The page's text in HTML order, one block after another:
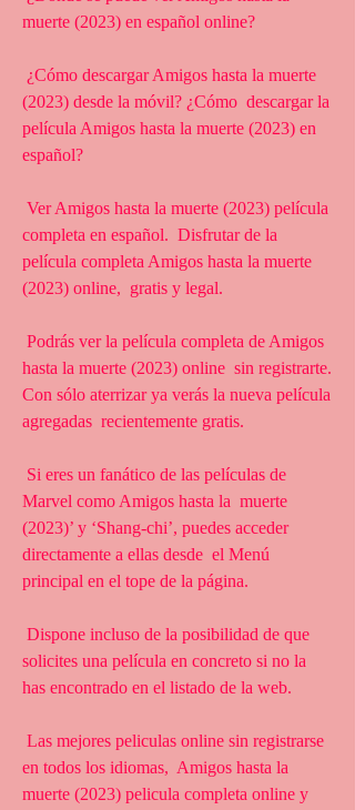
muerte (2023) en español online?
(2023) desde la móvil? ¿Cómo  descargar la
película Amigos hasta la muerte (2023) en
español?
completa en español.  Disfrutar de la
película completa Amigos hasta la muerte
(2023) online,  gratis y legal.
hasta la muerte (2023) online  sin registrarte.
Con sólo aterrizar ya verás la nueva película
agregadas  recientemente gratis.
Marvel como Amigos hasta la  muerte
(2023)’ y ‘Shang-chi’, puedes acceder
directamente a ellas desde  el Menú
principal en el tope de la página.
solicites una película en concreto si no la
has encontrado en el listado de la web.
en todos los idiomas,  Amigos hasta la
muerte (2023) pelicula completa online y